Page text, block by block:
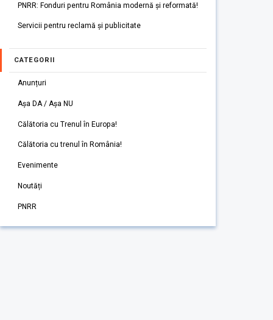
PNRR: Fonduri pentru România modernă și reformată!
Servicii pentru reclamă și publicitate
CATEGORII
Anunțuri
Așa DA / Așa NU
Călătoria cu Trenul în Europa!
Călătoria cu trenul în România!
Evenimente
Noutăți
PNRR